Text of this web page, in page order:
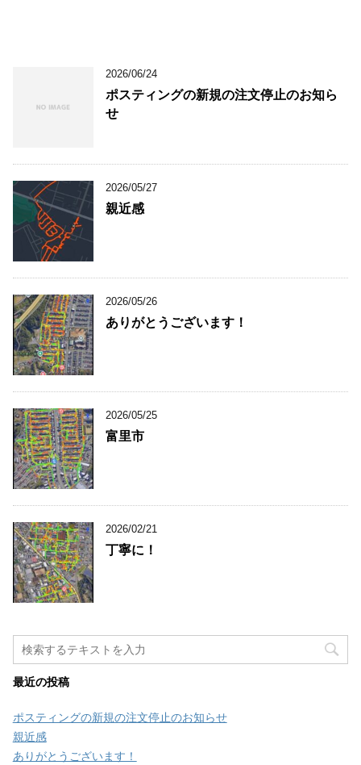
2026/06/24
ポスティングの新規の注文停止のお知ら
せ
2026/05/27
親近感
2026/05/26
ありがとうございます！
2026/05/25
富里市
2026/02/21
丁寧に！
最近の投稿
ポスティングの新規の注文停止のお知らせ
親近感
ありがとうございます！